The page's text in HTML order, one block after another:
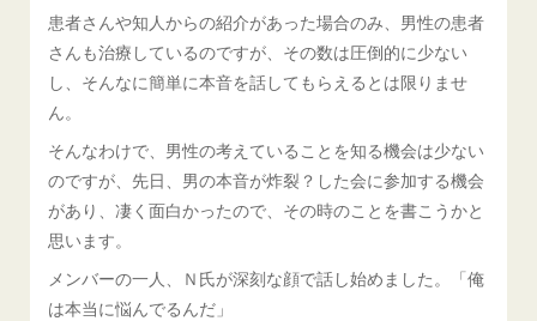
患者さんや知人からの紹介があった場合のみ、男性の患者
さんも治療しているのですが、その数は圧倒的に少ない
し、そんなに簡単に本音を話してもらえるとは限りませ
ん。
そんなわけで、男性の考えていることを知る機会は少ない
のですが、先日、男の本音が炸裂？した会に参加する機会
があり、凄く面白かったので、その時のことを書こうかと
思います。
メンバーの一人、Ｎ氏が深刻な顔で話し始めました。「俺
は本当に悩んでるんだ」